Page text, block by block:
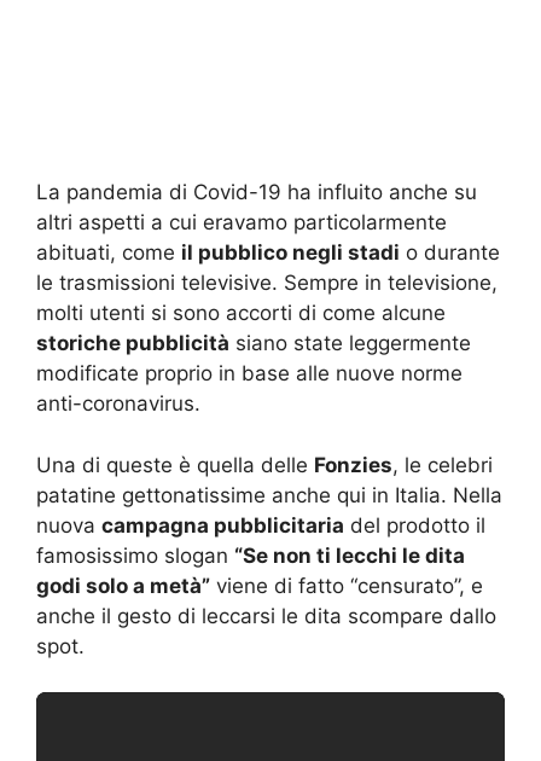
La pandemia di Covid-19 ha influito anche su
altri aspetti a cui eravamo particolarmente
abituati, come il pubblico negli stadi o durante
le trasmissioni televisive. Sempre in televisione,
molti utenti si sono accorti di come alcune
storiche pubblicità siano state leggermente
modificate proprio in base alle nuove norme
anti-coronavirus.
Una di queste è quella delle Fonzies, le celebri
patatine gettonatissime anche qui in Italia. Nella
nuova campagna pubblicitaria del prodotto il
famosissimo slogan “Se non ti lecchi le dita
godi solo a metà” viene di fatto “censurato”, e
anche il gesto di leccarsi le dita scompare dallo
spot.